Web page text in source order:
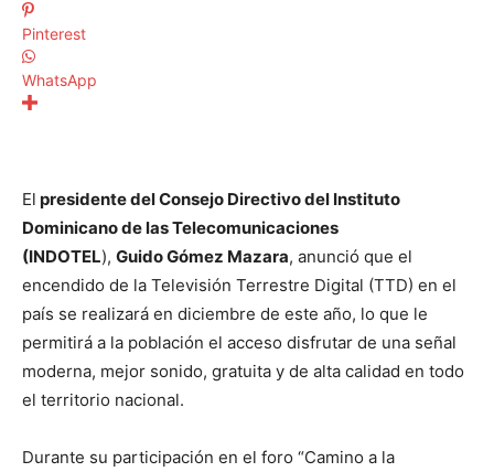
Pinterest
WhatsApp
El presidente del Consejo Directivo del Instituto
Dominicano de las Telecomunicaciones
(INDOTEL), Guido Gómez Mazara, anunció que el
encendido de la Televisión Terrestre Digital (TTD) en el
país se realizará en diciembre de este año, lo que le
permitirá a la población el acceso disfrutar de una señal
moderna, mejor sonido, gratuita y de alta calidad en todo
el territorio nacional.
Durante su participación en el foro “Camino a la